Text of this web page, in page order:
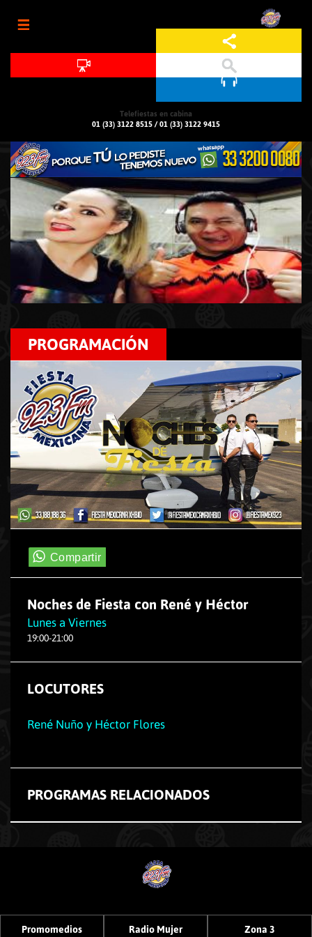
Telefiestas en cabina
01 (33) 3122 8515 /01 (33) 3122 9415
PROGRAMACIÓN
Noches de Fiesta con René y Héctor
Lunes a Viernes
19:00-21:00
LOCUTORES
René Nuño y Héctor Flores
PROGRAMAS RELACIONADOS
Promomedios Radio Mujer Zona 3